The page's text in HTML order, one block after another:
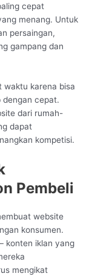
cepat
menang. Untuk
persaingan,
gampang dan
waktu karena bisa
dengan cepat.
dari rumah-
dapat
kompetisi.
Pembeli
website
konsumen.
konten iklan yang
mengikat